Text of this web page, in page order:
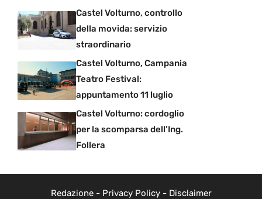
Castel Volturno, controllo
della movida: servizio
straordinario
Castel Volturno, Campania
Teatro Festival:
appuntamento 11 luglio
Castel Volturno: cordoglio
per la scomparsa dell’Ing.
Follera
Redazione- Privacy Policy- Disclaimer